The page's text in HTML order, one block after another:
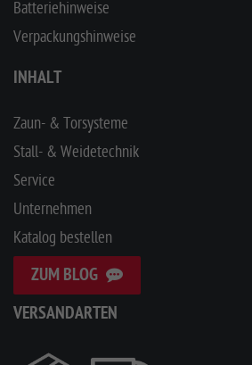
Batteriehinweise
Verpackungshinweise
INHALT
Zaun- & Torsysteme
Stall- & Weidetechnik
Service
Unternehmen
Katalog bestellen
ZUM BLOG
VERSANDARTEN